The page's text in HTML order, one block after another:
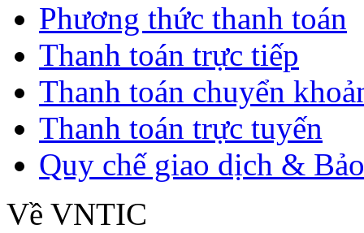
Phương thức thanh toán
Thanh toán trực tiếp
Thanh toán chuyển
Thanh toán trực tuyến
Quy chế giao dịch &
Về VNTIC